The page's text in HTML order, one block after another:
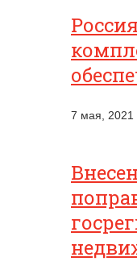
7 мая, 2021